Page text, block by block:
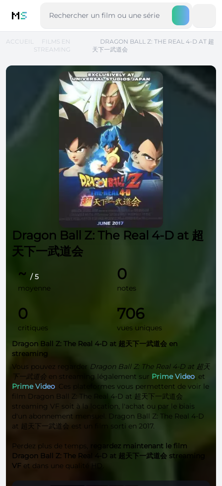
MS
ACCUEIL
FILMS EN
STREAMING
DRAGON BALL Z: THE REAL 4-D AT 超
天下一武道会
Dragon Ball Z: The Real 4-D at 超
天下一武道会
~ / 5
moyenne
0
notes
0
critiques
706
vues uniques
Dragon Ball Z: The Real 4-D at 超天下一武道会 en
streaming
Vous pouvez regarder Dragon Ball Z: The Real 4-D at 超天
下一武道会 en streaming légalement sur Prime Video, et
Prime Video. Ces plateformes vous permettent de voir le
film Dragon Ball Z: The Real 4-D at 超天下一武道会
streaming VF soit à la location, l'achat ou par le biais
d'un abonnement mensuel. Dragon Ball Z: The Real 4-D
at 超天下一武道会 est un film sorti en 2017.
Perdez plus de temps,
regardez maintenant le film
Dragon Ball Z: The Real 4-D at 超天下一武道会 streaming
VF et dans une qualité .